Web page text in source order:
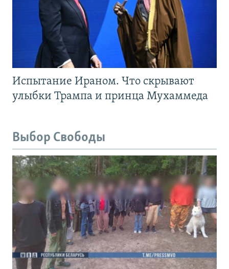
Испытание Ираном. Что скрывают
улыбки Трампа и принца Мухаммеда
Выбор Свободы